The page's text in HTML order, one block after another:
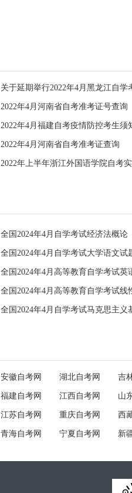
关于延期举行2022年4月黑龙江自学
2022年4月河南省自考准考证号查询
2022年4月福建自考疫情防控考生须
2022年4月河南省自考准考证查询
2022年上半年浙江外国语学院自考
全国2024年4月自学考试大学语文试
全国2024年4月高等教育自学考试英
全国2024年4月高等教育自学考试线
全国2024年4月自学考试马克思主义
安徽自考网 湖北自考网 吉
福建自考网 江西自考网 山
江苏自考网 重庆自考网 西
青海自考网 宁夏自考网 新